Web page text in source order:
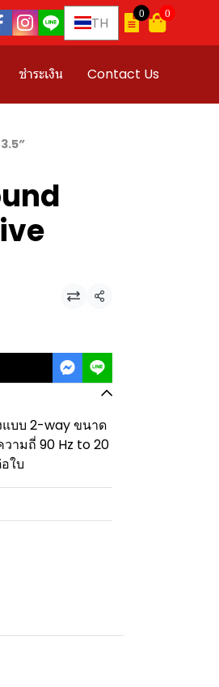
TH
0 0
ชำระเงิน Contact Us
แชร์
แบบ 2-way ขนาด
ามถี่ 90 Hz to 20
ใบ